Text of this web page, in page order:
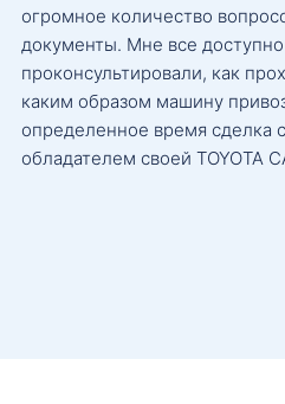
огромное количество
документы. Мне все
проконсультировали, как
каким образом машину
определенное время сделка
обладателем своей TOYOTA